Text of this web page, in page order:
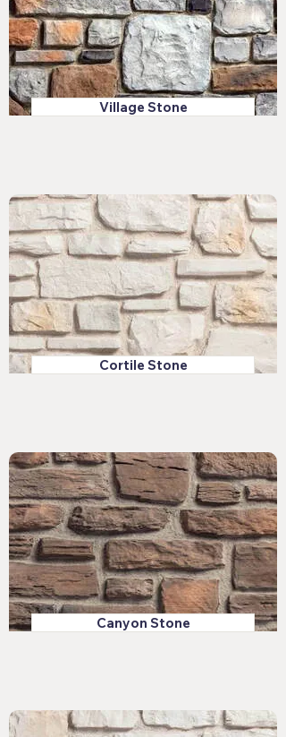
Village Stone
Cortile Stone
Canyon Stone